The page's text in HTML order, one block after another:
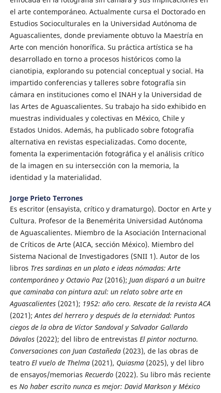
el arte contemporáneo. Actualmente cursa el Doctorado en
Estudios Socioculturales en la Universidad Autónoma de
Aguascalientes, donde previamente obtuvo la Maestría en
Arte con mención honorífica. Su práctica artística se ha
desarrollado en torno a procesos históricos como la
cianotipia, explorando su potencial conceptual y social. Ha
impartido conferencias y talleres sobre fotografía sin
cámara en instituciones como el INAH y la Universidad de
las Artes de Aguascalientes. Su trabajo ha sido exhibido en
muestras individuales y colectivas en México, Chile y
Estados Unidos. Además, ha publicado sobre fotografía
alternativa en revistas especializadas. Como docente,
fomenta la experimentación fotográfica y el análisis crítico
de la imagen en su intersección con la memoria, la
identidad y la materialidad.
Jorge Prieto Terrones
Es escritor (ensayista, crítico y dramaturgo). Doctor en Arte y
Cultura. Profesor de la Benemérita Universidad Autónoma
de Aguascalientes. Miembro de la Asociación Internacional
de Críticos de Arte (AICA, sección México). Miembro del
Sistema Nacional de Investigadores (SNII 1). Autor de los
libros Tres sardinas en un plato e ideas nómadas: Arte
contemporáneo y Octavio Paz(2016); Juan disparó a un buitre
que caminaba con pintura azul: un relato sobre arte en
Aguascalientes(2021); 1952: año cero. Rescate de la revista ACA
(2021);Antes del herrero y después de la eternidad: Puntos
ciegos de la obra de Víctor Sandoval y Salvador Gallardo
Dávalos(2022); del libro de entrevistas El pintor nocturno.
Conversaciones con Juan Castañeda(2023), de las obras de
teatro El vuelo de Thelma(2021), Quiasma(2025), y del libro
de ensayos/memorias Recuerdo(2022). Su libro más reciente
es No haber escrito nunca es mejor: David Markson y México